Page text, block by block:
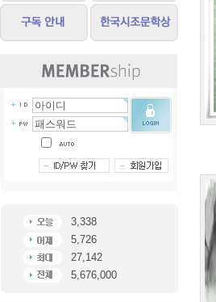
3,338
5,726
27,142
5,676,000